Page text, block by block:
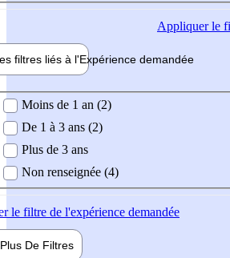
Appliquerle
filtres liés à l'Expérience demandée
demandée
Moins de 1 an (2)
De 1 à 3 ans (2)
Plus de 3 ans
Non renseignée (4)
le filtre de l'expérience demandée
Plus De Filtres